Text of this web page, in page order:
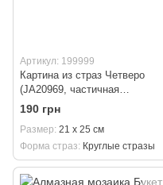
Артикул: 199999
Картина из страз Четверо
(JA20969, частичная
выкладка) Диамантовые ручки
(GU_188338, Без подрамника)
21 х 25 см
190 грн
Размер 21 х 25 см
Форма страз
Круглые стразы